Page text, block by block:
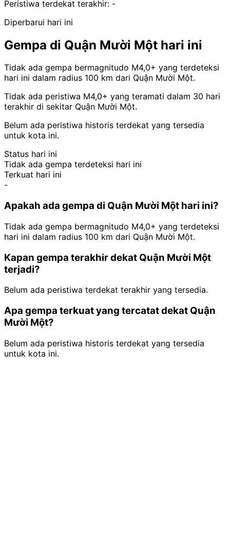
Peristiwa terdekat terakhir: -
Diperbarui hari ini
Gempa di Quận Mười Một hari ini
Tidak ada gempa bermagnitudo M4,0+ yang terdeteksi
hari ini dalam radius 100 km dari Quận Mười Một.
Tidak ada peristiwa M4,0+ yang teramati dalam 30 hari
terakhir di sekitar Quận Mười Một.
Belum ada peristiwa historis terdekat yang tersedia
untuk kota ini.
Status hari ini
Tidak ada gempa terdeteksi hari ini
Terkuat hari ini
-
Apakah ada gempa di Quận Mười Một hari ini?
Tidak ada gempa bermagnitudo M4,0+ yang terdeteksi
hari ini dalam radius 100 km dari Quận Mười Một.
Kapan gempa terakhir dekat Quận Mười Một
terjadi?
Belum ada peristiwa terdekat terakhir yang tersedia.
Apa gempa terkuat yang tercatat dekat Quận
Mười Một?
Belum ada peristiwa historis terdekat yang tersedia
untuk kota ini.